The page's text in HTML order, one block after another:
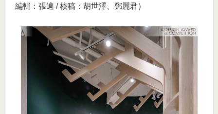
編輯：張適 / 核稿：胡世澤、鄧麗君）